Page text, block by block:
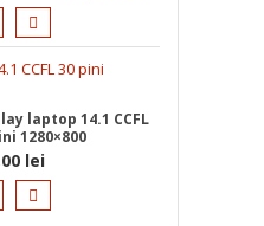
a
fost:
este:
laptop 14.1 CCFL
1280×800
lei